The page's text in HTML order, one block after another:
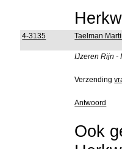
4-3135 Taelman
IJzeren Rijn -
Verzending
Antwoord
Ook